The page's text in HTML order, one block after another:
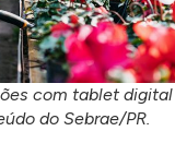
com tablet digital
do Sebrae/PR.